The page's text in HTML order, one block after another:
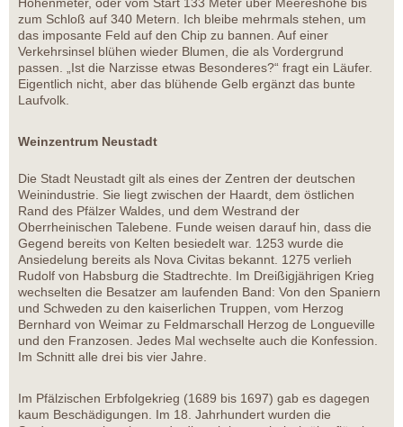
Höhenmeter, oder vom Start 133 Meter über Meereshöhe bis
zum Schloß auf 340 Metern. Ich bleibe mehrmals stehen, um
das imposante Feld auf den Chip zu bannen. Auf einer
Verkehrsinsel blühen wieder Blumen, die als Vordergrund
passen. „Ist die Narzisse etwas Besonderes?“ fragt ein Läufer.
Eigentlich nicht, aber das blühende Gelb ergänzt das bunte
Laufvolk.
Weinzentrum Neustadt
Die Stadt Neustadt gilt als eines der Zentren der deutschen
Weinindustrie. Sie liegt zwischen der Haardt, dem östlichen
Rand des Pfälzer Waldes, und dem Westrand der
Oberrheinischen Talebene. Funde weisen darauf hin, dass die
Gegend bereits von Kelten besiedelt war. 1253 wurde die
Ansiedelung bereits als Nova Civitas bekannt. 1275 verlieh
Rudolf von Habsburg die Stadtrechte. Im Dreißigjährigen Krieg
wechselten die Besatzer am laufenden Band: Von den Spaniern
und Schweden zu den kaiserlichen Truppen, vom Herzog
Bernhard von Weimar zu Feldmarschall Herzog de Longueville
und den Franzosen. Jedes Mal wechselte auch die Konfession.
Im Schnitt alle drei bis vier Jahre.
Im Pfälzischen Erbfolgekrieg (1689 bis 1697) gab es dagegen
kaum Beschädigungen. Im 18. Jahrhundert wurden die